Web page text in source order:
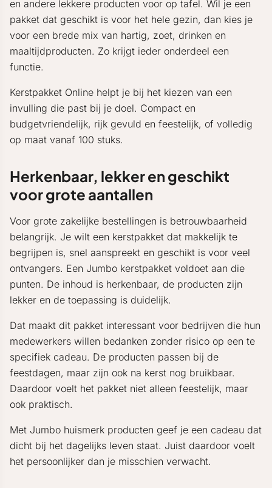
en andere lekkere producten voor op tafel. Wil je een
pakket dat geschikt is voor het hele gezin, dan kies je
voor een brede mix van hartig, zoet, drinken en
maaltijdproducten. Zo krijgt ieder onderdeel een
functie.
Kerstpakket Online helpt je bij het kiezen van een
invulling die past bij je doel. Compact en
budgetvriendelijk, rijk gevuld en feestelijk, of volledig
op maat vanaf 100 stuks.
Herkenbaar, lekker en geschikt
voor grote aantallen
Voor grote zakelijke bestellingen is betrouwbaarheid
belangrijk. Je wilt een kerstpakket dat makkelijk te
begrijpen is, snel aanspreekt en geschikt is voor veel
ontvangers. Een Jumbo kerstpakket voldoet aan die
punten. De inhoud is herkenbaar, de producten zijn
lekker en de toepassing is duidelijk.
Dat maakt dit pakket interessant voor bedrijven die hun
medewerkers willen bedanken zonder risico op een te
specifiek cadeau. De producten passen bij de
feestdagen, maar zijn ook na kerst nog bruikbaar.
Daardoor voelt het pakket niet alleen feestelijk, maar
ook praktisch.
Met Jumbo huismerk producten geef je een cadeau dat
dicht bij het dagelijks leven staat. Juist daardoor voelt
het persoonlijker dan je misschien verwacht.